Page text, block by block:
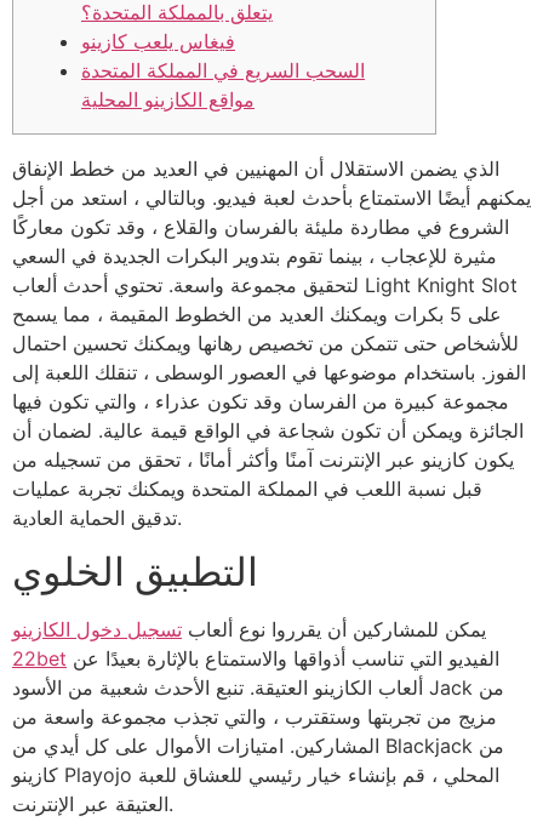
يتعلق بالمملكة المتحدة؟
فيغاس يلعب كازينو
السحب السريع في المملكة المتحدة
مواقع الكازينو المحلية
الذي يضمن الاستقلال أن المهنيين في العديد من خطط الإنفاق
يمكنهم أيضًا الاستمتاع بأحدث لعبة فيديو. وبالتالي ، استعد من أجل
الشروع في مطاردة مليئة بالفرسان والقلاع ، وقد تكون معاركًا
مثيرة للإعجاب ، بينما تقوم بتدوير البكرات الجديدة في السعي
لتحقيق مجموعة واسعة. تحتوي أحدث ألعاب Light Knight Slot
على 5 بكرات ويمكنك العديد من الخطوط المقيمة ، مما يسمح
للأشخاص حتى تتمكن من تخصيص رهانها ويمكنك تحسين احتمال
الفوز. باستخدام موضوعها في العصور الوسطى ، تنقلك اللعبة إلى
مجموعة كبيرة من الفرسان وقد تكون عذراء ، والتي تكون فيها
الجائزة ويمكن أن تكون شجاعة في الواقع قيمة عالية. لضمان أن
يكون كازينو عبر الإنترنت آمنًا وأكثر أمانًا ، تحقق من تسجيله من
قبل نسبة اللعب في المملكة المتحدة ويمكنك تجربة عمليات
تدقيق الحماية العادية.
التطبيق الخلوي
يمكن للمشاركين أن يقرروا نوع ألعاب تسجيل دخول الكازينو
22bet
ألعاب الكازينو العتيقة. تنبع الأحدث شعبية من الأسود Jack من
مزيج من تجربتها وستقترب ، والتي تجذب مجموعة واسعة من
المشاركين. امتيازات الأموال على كل أيدي من Blackjack من
كازينو Playojo المحلي ، قم بإنشاء خيار رئيسي للعشاق للعبة
العتيقة عبر الإنترنت.